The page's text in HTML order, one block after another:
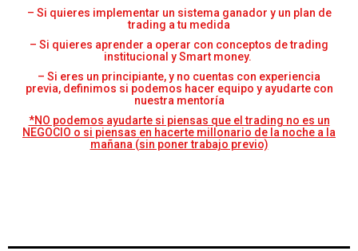
– Si quieres implementar un sistema ganador y un plan de
trading a tu medida
– Si quieres aprender a operar con conceptos de trading
institucional y Smart money.
– Si eres un principiante, y no cuentas con experiencia
previa, definimos si podemos hacer equipo y ayudarte con
nuestra mentoría
*NO podemos ayudarte si piensas que el trading no es un
NEGOCIO o si piensas en hacerte millonario de la noche a la
mañana (sin poner trabajo previo)